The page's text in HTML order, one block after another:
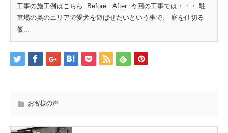
工事の施工例はこちら Before After 今回の工事では・・・ 駐
車場の奥のエリアで愛犬を遊ばせたいという事で、 庭を仕切る
仮...
お客様の声